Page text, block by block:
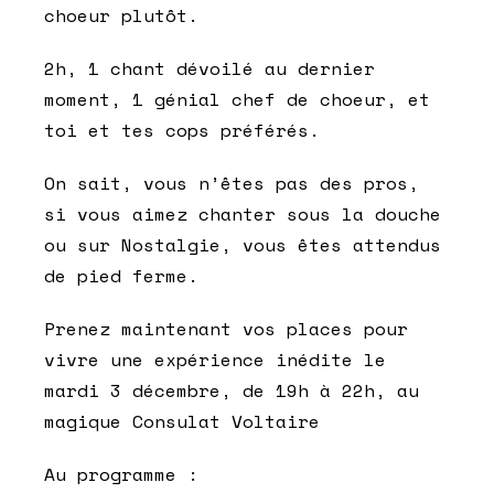
choeur plutôt.
2h, 1 chant dévoilé au dernier
moment, 1 génial chef de choeur, et
toi et tes cops préférés.
On sait, vous n’êtes pas des pros,
si vous aimez chanter sous la douche
ou sur Nostalgie, vous êtes attendus
de pied ferme.
Prenez maintenant vos places pour
vivre une expérience inédite le
mardi 3 décembre, de 19h à 22h , au
magique Consulat Voltaire
Au programme :